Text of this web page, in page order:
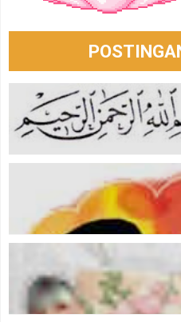
Berkat Membaca Bismillah
Aku Dan Kamu Yang Takkan
I Believe In Me